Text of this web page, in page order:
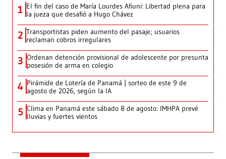
1 El fin del caso de María Lourdes Afiuni: Libertad plena para
la jueza que desafió a Hugo Chávez
2 Transportistas piden aumento del pasaje; usuarios
reclaman cobros irregulares
3 Ordenan detención provisional de adolescente por presunta
posesión de arma en colegio
4 Pirámide de Lotería de Panamá | sorteo de este 9 de
agosto de 2026, según la IA
5 Clima en Panamá este sábado 8 de agosto: IMHPA prevé
lluvias y fuertes vientos